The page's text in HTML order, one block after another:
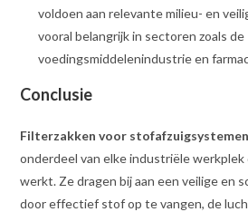
voldoen aan relevante milieu- en
vooral belangrijk in sectoren zoals de
voedingsmiddelenindustrie en
Conclusie
Filterzakken voor stofafzuigsystemen
onderdeel van elke industriële
werkt. Ze dragen bij aan een veilige en
door effectief stof op te vangen, de